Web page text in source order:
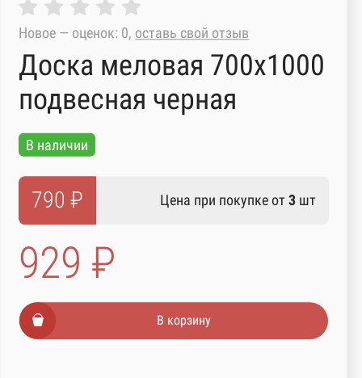
Новое — оценок: 0, оставь свой отзыв
Доска меловая 700х1000
подвесная черная
В наличии
790 ₽ Цена при покупке от 3шт
929 ₽
В корзину